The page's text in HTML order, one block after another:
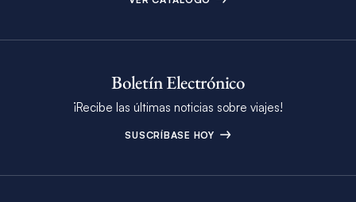
Boletín Electrónico
¡Recibe las últimas noticias sobre viajes!
SUSCRÍBASE HOY